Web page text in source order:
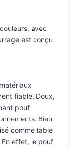
avec
est conçu
fiable. Doux,
pouf
Bien
comme table
En effet, le pouf